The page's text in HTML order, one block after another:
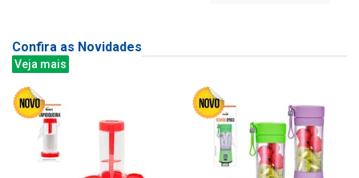
Confira as Novidades
Veja mais